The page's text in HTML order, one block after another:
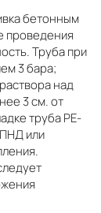
бетонным
проведения
Труба при
3 бара;
над
3 см. от
труба PE-
или